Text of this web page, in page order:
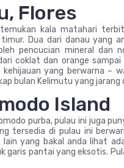
Flores
kala matahari
Dua dari danau yang
pencucian mineral dan
coklat dan orange
yang berwarna –
bulan Kelimutu yang jarang
Island
purba, pulau ini juga
tersedia di pulau ini
yang bakal anda lihat
pantai yang eksotis.